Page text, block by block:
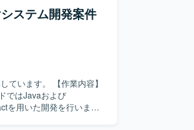
。 関係者と円滑にコミ
んでいただける方です。
クトに参画することで、
を積むことができます。
双方を高めていただけ
ステム開発案件
【作業内容】
ではJavaおよび
を用いた開発を行いま